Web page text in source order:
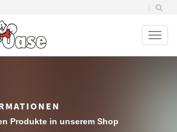
Produkte in unserem Shop